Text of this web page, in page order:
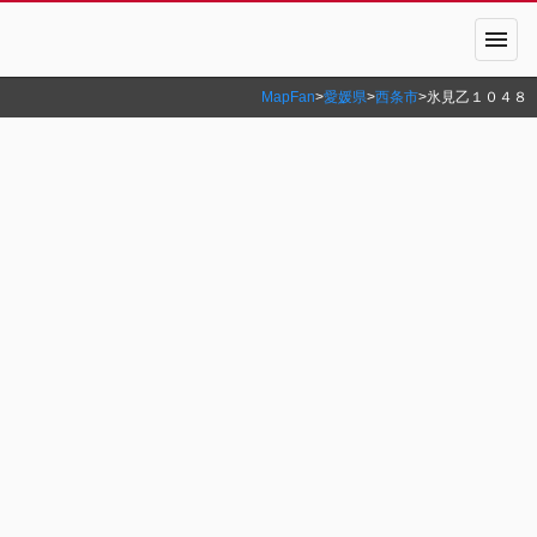
menu
MapFan>愛媛県>西条市>氷見乙１０４８